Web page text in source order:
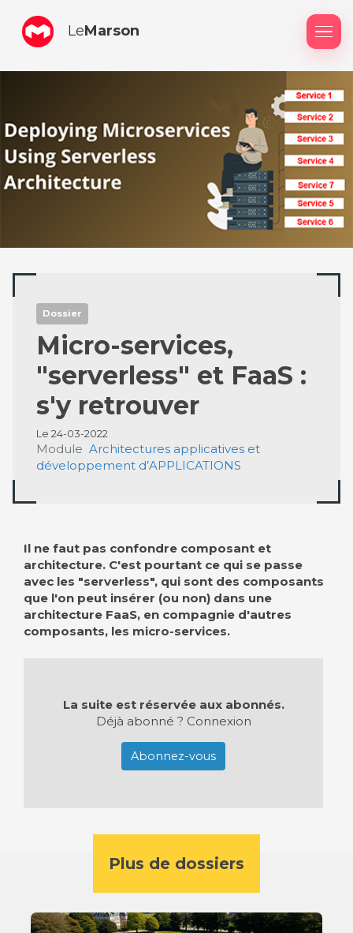
LeMarson
Dossier
Micro-services,
"serverless" et FaaS :
s'y retrouver
Le 24-03-2022
Module Architectures applicatives et
développement d’APPLICATIONS
Il ne faut pas confondre composant et
architecture. C'est pourtant ce qui se passe
avec les "serverless", qui sont des composants
que l'on peut insérer (ou non) dans une
architecture FaaS, en compagnie d'autres
composants, les micro-services.
La suite est réservée aux abonnés.
Déjà abonné ? Connexion
Abonnez-vous
Plus de dossiers